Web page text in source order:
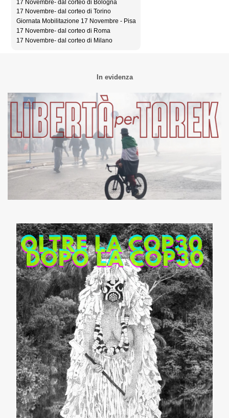
17 Novembre- dal corteo di Bologna
17 Novembre- dal corteo di Torino
Giornata Mobilitazione 17 Novembre - Pisa
17 Novembre- dal corteo di Roma
17 Novembre- dal corteo di Milano
In evidenza